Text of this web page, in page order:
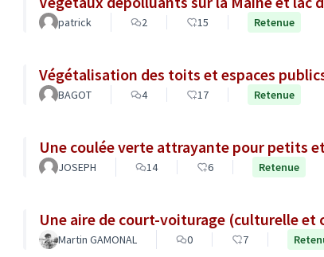
patrick 2 15 Retenue
Végétalisation des toits et espaces
BAGOT 4 17 Retenue
Une coulée verte attrayante pour petits
JOSEPH 14 6 Retenue
Une aire de court-voiturage (culturelle et
Martin GAMONAL 0 7